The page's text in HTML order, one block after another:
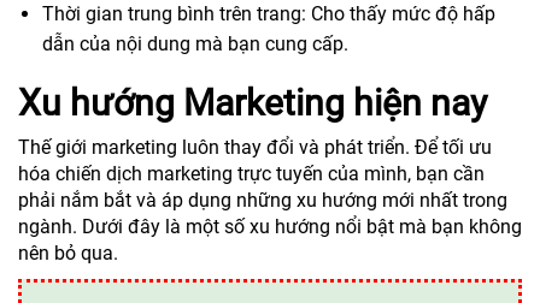
Thời gian trung bình trên trang: Cho thấy mức độ hấp
dẫn của nội dung mà bạn cung cấp.
Xu hướng Marketing hiện nay
Thế giới marketing luôn thay đổi và phát triển. Để tối ưu
hóa chiến dịch marketing trực tuyến của mình, bạn cần
phải nắm bắt và áp dụng những xu hướng mới nhất trong
ngành. Dưới đây là một số xu hướng nổi bật mà bạn không
nên bỏ qua.